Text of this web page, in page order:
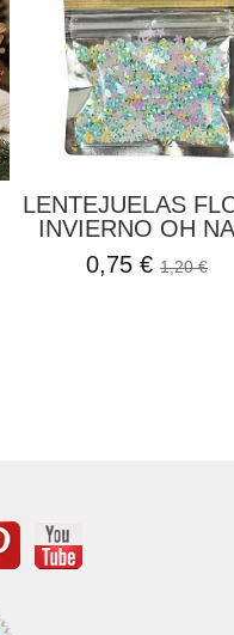
LENTEJUELAS
INVIERNO OH
0,75 €1,20 €